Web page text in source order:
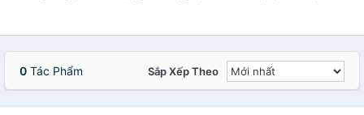
0 Tác Phẩm Sắp Xếp Theo